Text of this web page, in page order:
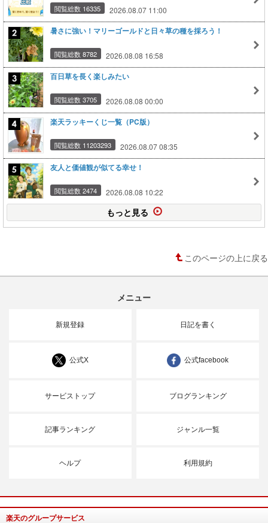
閲覧総数 16335 2026.08.07 11:00
暑さに強い！マリーゴールドと日々草の種を採ろう！
閲覧総数 8782 2026.08.08 16:58
百日草を長く楽しみたい
閲覧総数 3705 2026.08.08 00:00
楽天ラッキーくじ一覧（PC版）
閲覧総数 11203293 2026.08.07 08:35
友人と価値観が似てる幸せ！
閲覧総数 2474 2026.08.08 10:22
もっと見る
このページの上に戻る
メニュー
新規登録 日記を書く
公式X 公式facebook
サービストップ ブログランキング
記事ランキング ジャンル一覧
ヘルプ 利用規約
楽天のグループサービス